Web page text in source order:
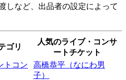
しなど、出品者の設定によって
ゴリ
人気のライブ・コンサ
ートチケット
トコン
高橋恭平（なにわ男
子）